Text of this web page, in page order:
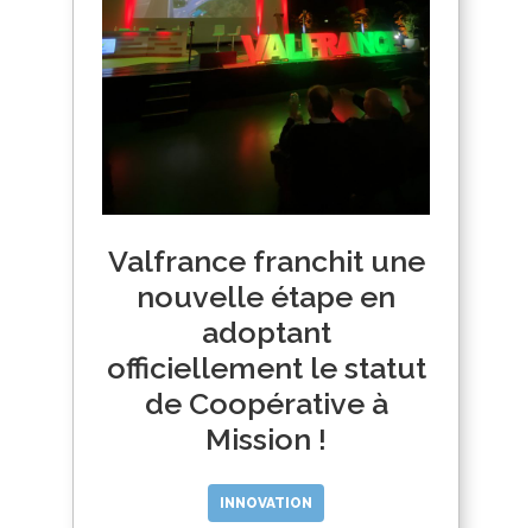
Valfrance franchit une
nouvelle étape en
adoptant
officiellement le statut
de Coopérative à
Mission !
INNOVATION